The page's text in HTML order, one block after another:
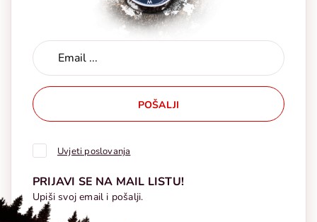
POŠALJI
Uvjeti poslovanja
PRIJAVI SE NA MAIL LISTU!
Upiši svoj email i pošalji.